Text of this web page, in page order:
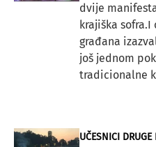
dvije
krajiška
građana
još jednom
tradicionalne
UČESNICI DRUGE